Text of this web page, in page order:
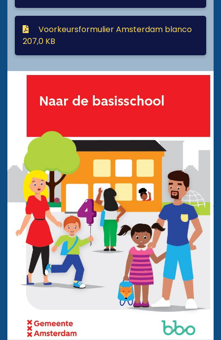
Voorkeursformulier Amsterdam blanco
207,0 KB